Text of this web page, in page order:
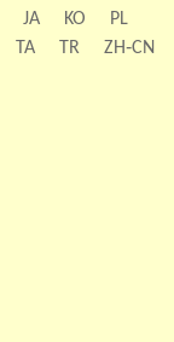
JA KO
PL
TA TR
ZH‑CN